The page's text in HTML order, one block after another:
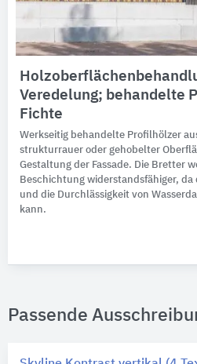
Veredelung; behandelte
Fichte
Werkseitig behandelte Profilhölzer
strukturrauer oder gehobelter
Gestaltung der Fassade. Die Bretter
Beschichtung widerstandsfähiger,
und die Durchlässigkeit von
kann.
Passende